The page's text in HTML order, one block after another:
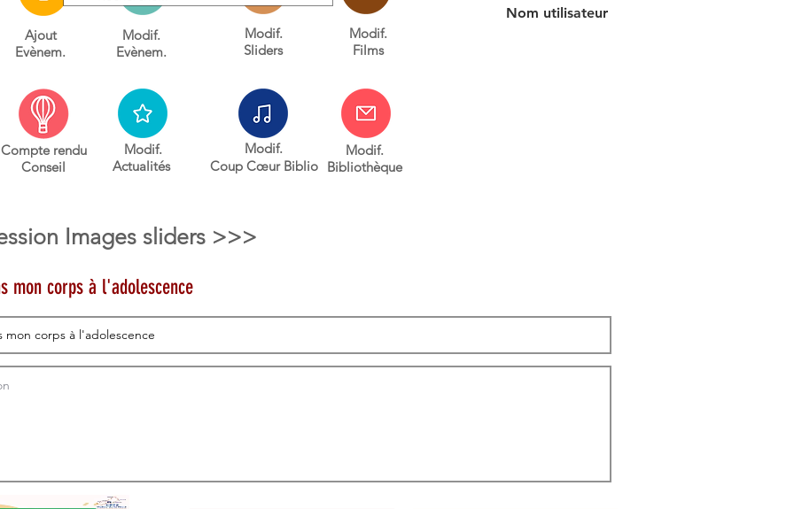
Ajout
Evènem.
Modif.
Evènem.
Modif.
Sliders
Modif.
Films
Modif.
Bibliothèque
Modif.
Actualités
Modif.
Coup CœurBiblio
Compte rendu
Conseil
Nom utilisateur
Images sliders >>>
mon corps à l'adolescence